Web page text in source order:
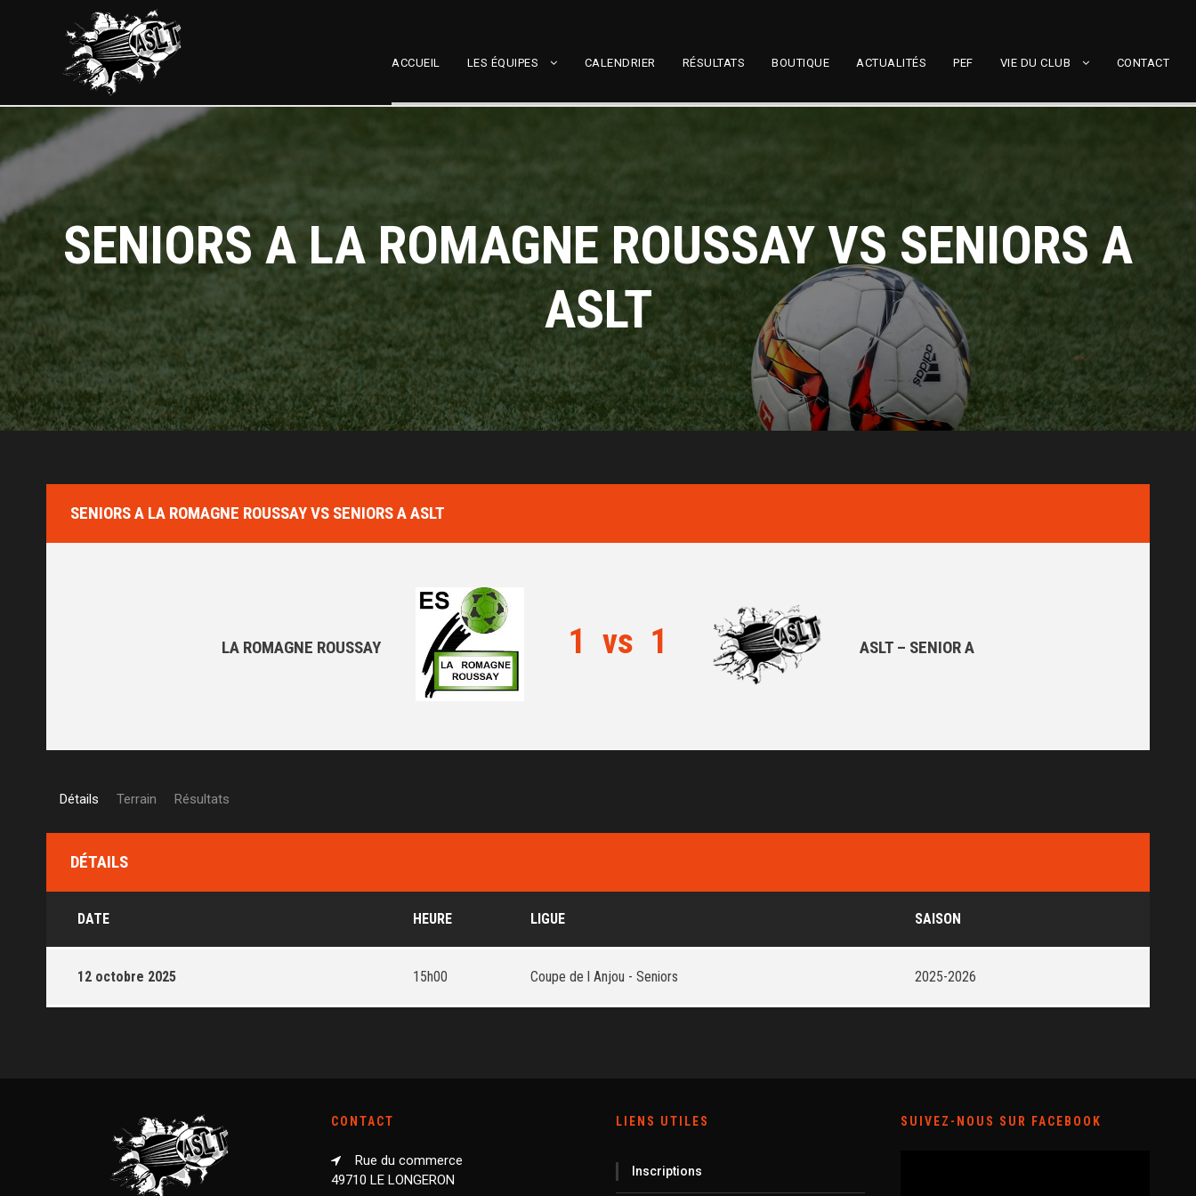
ACCUEIL LES ÉQUIPES CALENDRIER RÉSULTATS BOUTIQUE ACTUALITÉS PEF VIE DU CLUB CONTACT
SENIORS A LA ROMAGNE ROUSSAY VS SENIORS A
ASLT
SENIORS A LA ROMAGNE ROUSSAY VS SENIORS A ASLT
LA ROMAGNE ROUSSAY 1 vs 1 ASLT – SENIOR A
Détails Terrain Résultats
DÉTAILS
DATE HEURE LIGUE SAISON
12 octobre 2025 15h00 Coupe de l Anjou - Seniors 2025-2026
CONTACT
Rue du commerce
49710 LE LONGERON
LIENS UTILES
Inscriptions
SUIVEZ-NOUS SUR FACEBOOK